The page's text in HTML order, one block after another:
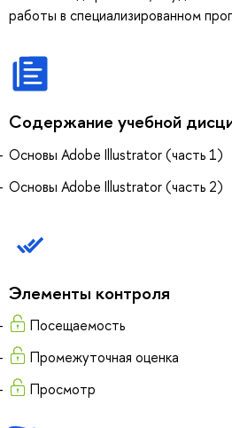
работы в специализированном
Содержание учебной
Основы Adobe Illustrator (часть 1)
Основы Adobe Illustrator (часть 2)
Элементы контроля
Посещаемость
Промежуточная оценка
Просмотр